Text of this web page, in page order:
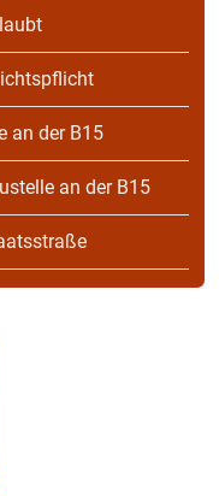
an der B15
an der B15